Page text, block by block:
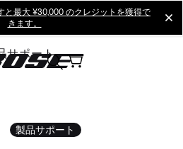
と最大 ¥30,000 のクレジットを獲得で
きます。
サポート
製品サポート